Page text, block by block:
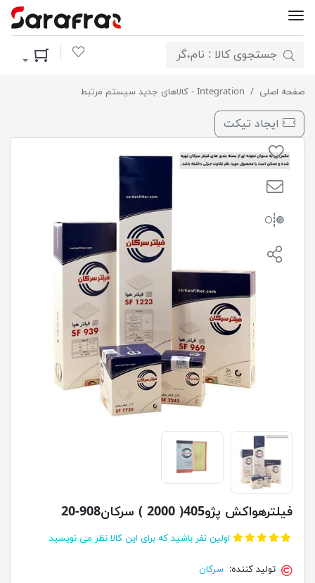
لیست مورد علاقه
سبد خرید
صفحه اصلی Integration - کالاهای جدید سیستم مرتبطفیلترهواکش پژو405( 2000 ) سرکان908-20
ایجاد تیکت
فیلترهواکش پژو405( 2000 ) سرکان908-20
اولین نفر باشید که برای این کالا نظر می نویسید
تولید کننده: سرکان